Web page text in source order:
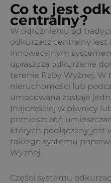
Co to jest
centralny?
W odróżnieniu od
odkurzacz centralny
innowacyjnym
upraszcza odkurzanie
terenie Raby Wyżnej. W
nieruchomości lub
umocowana zostaje
(najczęściej w piwnicy
pomieszczeń
których podłączany jest
takiego systemu
Wyżnej.
Części systemu